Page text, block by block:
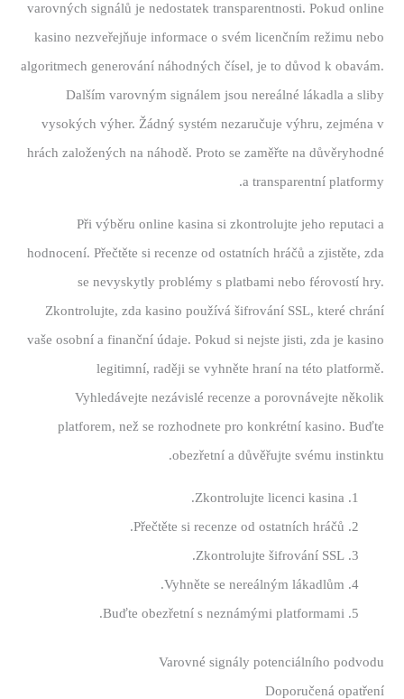
varovných signálů je nedostatek transparentnosti. Pokud online
kasino nezveřejňuje informace o svém licenčním režimu nebo
algoritmech generování náhodných čísel, je to důvod k obavám.
Dalším varovným signálem jsou nereálné lákadla a sliby
vysokých výher. Žádný systém nezaručuje výhru, zejména v
hrách založených na náhodě. Proto se zaměřte na důvěryhodné
a transparentní platformy.
Při výběru online kasina si zkontrolujte jeho reputaci a
hodnocení. Přečtěte si recenze od ostatních hráčů a zjistěte, zda
se nevyskytly problémy s platbami nebo férovostí hry.
Zkontrolujte, zda kasino používá šifrování SSL, které chrání
vaše osobní a finanční údaje. Pokud si nejste jisti, zda je kasino
legitimní, raději se vyhněte hraní na této platformě.
Vyhledávejte nezávislé recenze a porovnávejte několik
platforem, než se rozhodnete pro konkrétní kasino. Buďte
obezřetní a důvěřujte svému instinktu.
Zkontrolujte licenci kasina.
Přečtěte si recenze od ostatních hráčů.
Zkontrolujte šifrování SSL.
Vyhněte se nereálným lákadlům.
Buďte obezřetní s neznámými platformami.
Varovné signály potenciálního podvodu
Doporučená opatření